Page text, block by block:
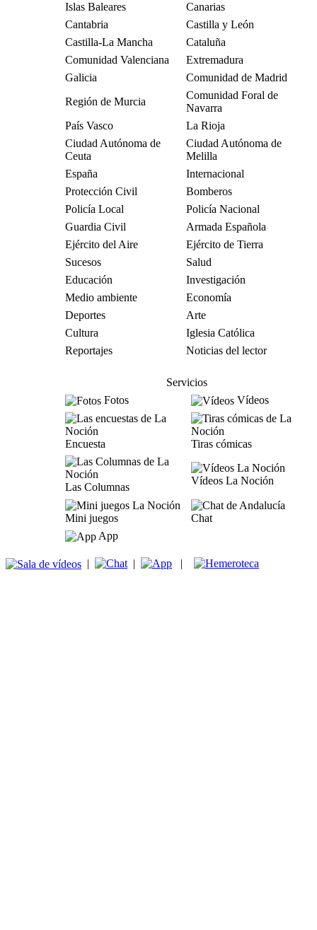
Islas Baleares
Canarias
Cantabria
Castilla y León
Castilla-La Mancha
Cataluña
Comunidad Valenciana
Extremadura
Galicia
Comunidad de Madrid
Región de Murcia
Comunidad Foral de
Navarra
País Vasco
La Rioja
Ciudad Autónoma de
Ceuta
Ciudad Autónoma de
Melilla
España
Internacional
Protección Civil
Bomberos
Policía Local
Policía Nacional
Guardia Civil
Armada Española
Ejército del Aire
Ejército de Tierra
Sucesos
Salud
Educación
Investigación
Medio ambiente
Economía
Deportes
Arte
Cultura
Iglesia Católica
Reportajes
Noticias del lector
Servicios
Fotos
Vídeos
Encuesta Tiras cómicas
Las Columnas
Vídeos La Noción
Mini juegos
Chat
App
| | |